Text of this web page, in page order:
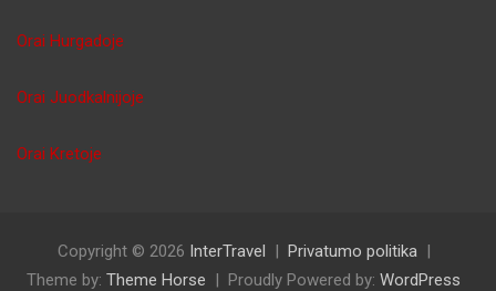
Orai Hurgadoje
Orai Juodkalnijoje
Orai Kretoje
Copyright © 2026 InterTravel
Privatumo politika
Theme by: Theme Horse Proudly Powered by: WordPress